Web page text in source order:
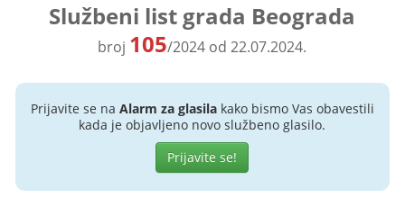
Službeni list grada Beograda
broj 105/2024 od 22.07.2024.
Prijavite se na Alarm za glasilakako bismo Vas obavestili
kada je objavljeno novo službeno glasilo.
Prijavite se!